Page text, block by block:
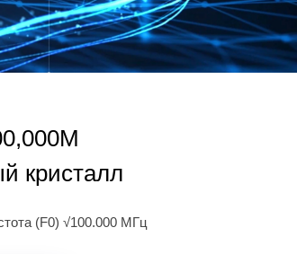
кристалл
(F0) √100.000 МГц